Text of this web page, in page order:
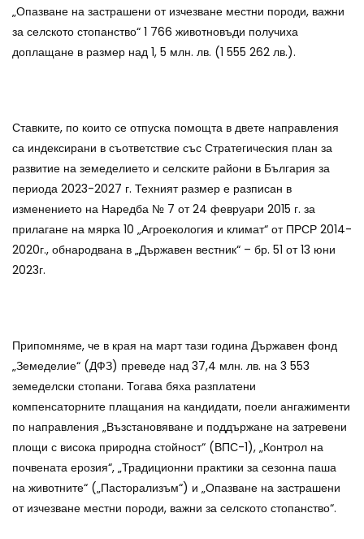
„Опазване на застрашени от изчезване местни породи, важни
за селското стопанство“ 1 766 животновъди получиха
доплащане в размер над 1, 5 млн. лв. (1 555 262 лв.).
Ставките, по които се отпуска помощта в двете направления
са индексирани в съответствие със Стратегическия план за
развитие на земеделието и селските райони в България за
периода 2023-2027 г. Техният размер е разписан в
изменението на Наредба № 7 от 24 февруари 2015 г. за
прилагане на мярка 10 „Агроекология и климат“ от ПРСР 2014-
2020г., обнародвана в „Държавен вестник“ – бр. 51 от 13 юни
2023г.
Припомняме, че в края на март тази година Държавен фонд
„Земеделие“ (ДФЗ) преведе над 37,4 млн. лв. на 3 553
земеделски стопани. Тогава бяха разплатени
компенсаторните плащания на кандидати, поели ангажименти
по направления „Възстановяване и поддържане на затревени
площи с висока природна стойност“ (ВПС-1), „Контрол на
почвената ерозия“, „Традиционни практики за сезонна паша
на животните“ („Пасторализъм“) и „Опазване на застрашени
от изчезване местни породи, важни за селското стопанство“.